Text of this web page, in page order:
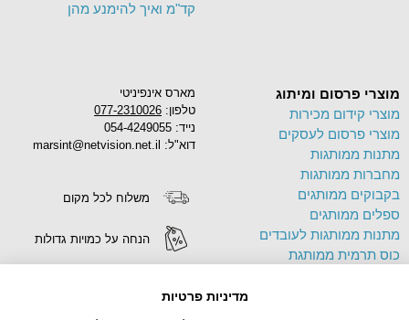
מארס אינפיניטי
טלפון: 077-2310026
נייד: 054-4249055
דוא"ל: marsint@netvision.net.il
משלוח לכל מקום
הנחה על כמויות גדולות
מוצרי פרסום ומיתוג
מוצרי קידום מכירות
מוצרי פרסום לעסקים
מתנות ממותגות
מחברות ממותגות
בקבוקים ממותגים
ספלים ממותגים
מתנות ממותגות לעובדים
כוס תרמית ממותגת
קד"מ ואיך להימנע מהן
מדיניות פרטיות